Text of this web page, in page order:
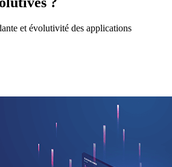
et évolutivité des applications